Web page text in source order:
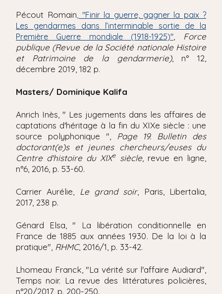
Pécout Romain , "Finir la guerre, gagner la paix ?
Les gendarmes dans l’interminable sortie de la
Première Guerre mondiale (1918-1925)", Force
publique (Revue de la Société nationale Histoire
et Patrimoine de la gendarmerie), n° 12,
décembre 2019, 182 p.
Masters/ Dominique Kalifa
Anrich Inès, " Les jugements dans les affaires de
captations d'héritage à la fin du XIXe siècle : une
source polyphonique ",
Page 19. Bulletin des
doctorant(e)s et jeunes chercheurs/euses du
Centre d'histoire du XIXesiècle, revue en ligne,
n°6, 2016, p. 53-60.
Carrier Aurélie, Le grand soir, Paris, Libertalia,
2017, 238 p.
Génard Elsa, " La libération conditionnelle en
France de 1885 aux années 1930. De la loi à la
pratique", RHMC, 2016/1, p. 33-42.
Lhomeau Franck, "La vérité sur l'affaire Audiard",
Temps noir. La revue des littératures policières,
n°20/2017, p. 200-250.